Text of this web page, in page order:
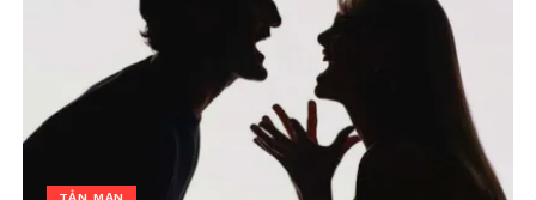
Trái tim tan vỡ có thể giết
In "Bài nổi bật"
TẢN MẠN